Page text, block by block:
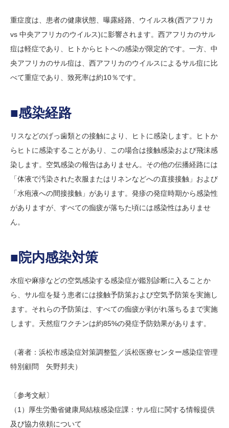
重症度は、患者の健康状態、曝露経路、ウイルス株(西アフリカ
vs 中央アフリカのウイルス)に影響されます。西アフリカのサル
痘は軽症であり、ヒトからヒトへの感染が限定的です。一方、中
央アフリカのサル痘は、西アフリカのウイルスによるサル痘に比
べて重症であり、致死率は約10％です。
■感染経路
リスなどのげっ歯類との接触により、ヒトに感染します。ヒトか
らヒトに感染することがあり、この場合は接触感染および飛沫感
染します。空気感染の報告はありません。その他の伝播経路には
「体液で汚染された衣服またはリネンなどへの直接接触」および
「水疱液への間接接触」があります。発疹の発症時期から感染性
がありますが、すべての痂疲が落ちた頃には感染性はありませ
ん。
■院内感染対策
水痘や麻疹などの空気感染する感染症が鑑別診断に入ることか
ら、サル痘を疑う患者には接触予防策および空気予防策を実施し
ます。それらの予防策は、すべての痂疲が剥がれ落ちるまで実施
します。天然痘ワクチンは約85%の発症予防効果があります。
（著者：浜松市感染症対策調整監／浜松医療センター感染症管理
特別顧問 矢野邦夫）
〔参考文献〕
（1）厚生労働省健康局結核感染症課：サル痘に関する情報提供
及び協力依頼について